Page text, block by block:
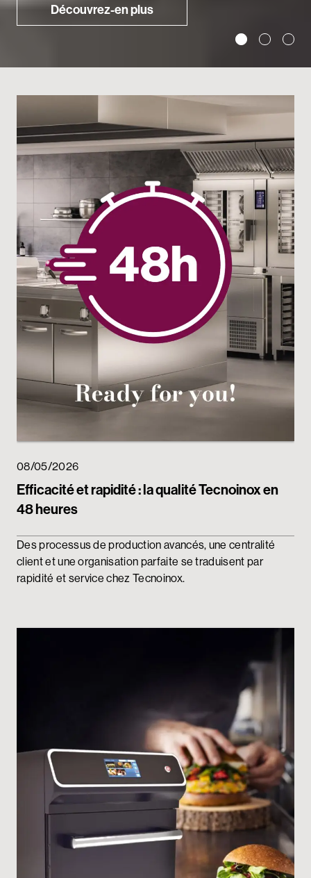
Découvrez-en plus
Efficacité et rapidité : la qualité Tecnoinox en
48 heures
08/05/2026
Des processus de production avancés, une centralité
client et une organisation parfaite se traduisent par
rapidité et service chez Tecnoinox.